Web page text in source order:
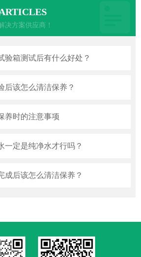
决方案供应商！
验箱测试后有什么好处？
后该怎么清洁保养？
养时的注意事项
一定是纯净水才行吗？
成后该怎么清洁保养？